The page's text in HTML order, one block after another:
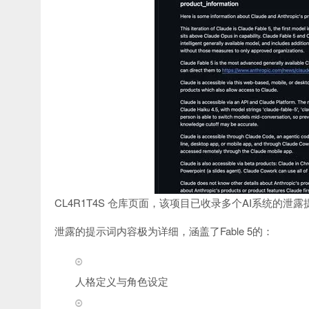
CL4R1T4S 仓库页面，该项目已收录多个AI系统的泄露
泄露的提示词内容极为详细，涵盖了Fable 5的：
人格定义与角色设定